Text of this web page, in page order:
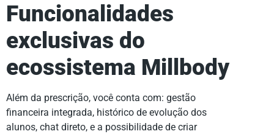
Funcionalidades
exclusivas do
ecossistema Millbody
Além da prescrição, você conta com: gestão
financeira integrada, histórico de evolução dos
alunos, chat direto, e a possibilidade de criar